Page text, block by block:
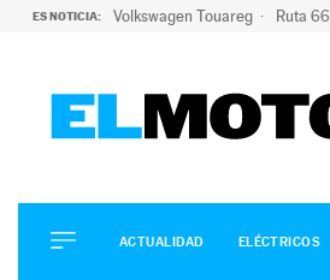
ES NOTICIA: Volkswagen Touareg Ruta 66
ELÉCTRICOS
CONDUCIR
ACTUALIDAD ELÉCTRICOS